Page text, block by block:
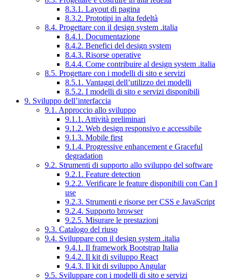
8.3.1. Layout di pagina
8.3.2. Prototipi in alta fedeltà
8.4. Progettare con il design system .italia
8.4.1. Documentazione
8.4.2. Benefici del design system
8.4.3. Risorse operative
8.4.4. Come contribuire al design system .italia
8.5. Progettare con i modelli di sito e servizi
8.5.1. Vantaggi dell’utilizzo dei modelli
8.5.2. I modelli di sito e servizi disponibili
9. Sviluppo dell’interfaccia
9.1. Approccio allo sviluppo
9.1.1. Attività preliminari
9.1.2. Web design responsivo e accessibile
9.1.3. Mobile first
9.1.4. Progressive enhancement e Graceful
degradation
9.2. Strumenti di supporto allo sviluppo del software
9.2.1. Feature detection
9.2.2. Verificare le feature disponibili con Can I
use
9.2.3. Strumenti e risorse per CSS e JavaScript
9.2.4. Supporto browser
9.2.5. Misurare le prestazioni
9.3. Catalogo del riuso
9.4. Sviluppare con il design system .italia
9.4.1. Il framework Bootstrap Italia
9.4.2. Il kit di sviluppo React
9.4.3. Il kit di sviluppo Angular
9.5. Sviluppare con i modelli di sito e servizi